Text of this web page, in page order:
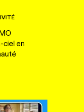
ciel en